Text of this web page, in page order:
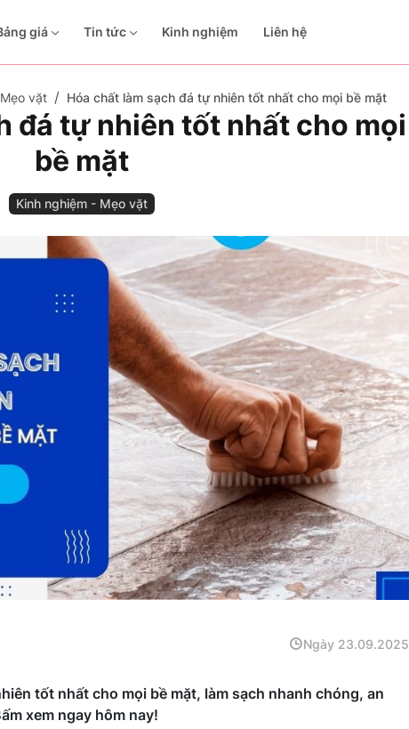
giá Tin tức Kinh nghiệm Liên hệ
vặt Hóa chất làm sạch đá tự nhiên tốt nhất cho mọi bề mặt
đá tự nhiên tốt nhất cho mọi
bề mặt
Kinh nghiệm - Mẹo vặt
Ngày 23.09.2025
tốt nhất cho mọi bề mặt, làm sạch nhanh chóng, an
xem ngay hôm nay!